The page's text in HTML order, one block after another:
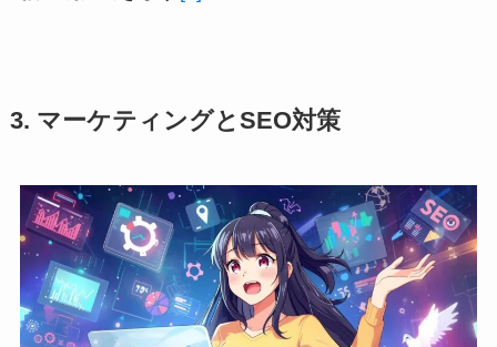
3. マーケティングとSEO対策